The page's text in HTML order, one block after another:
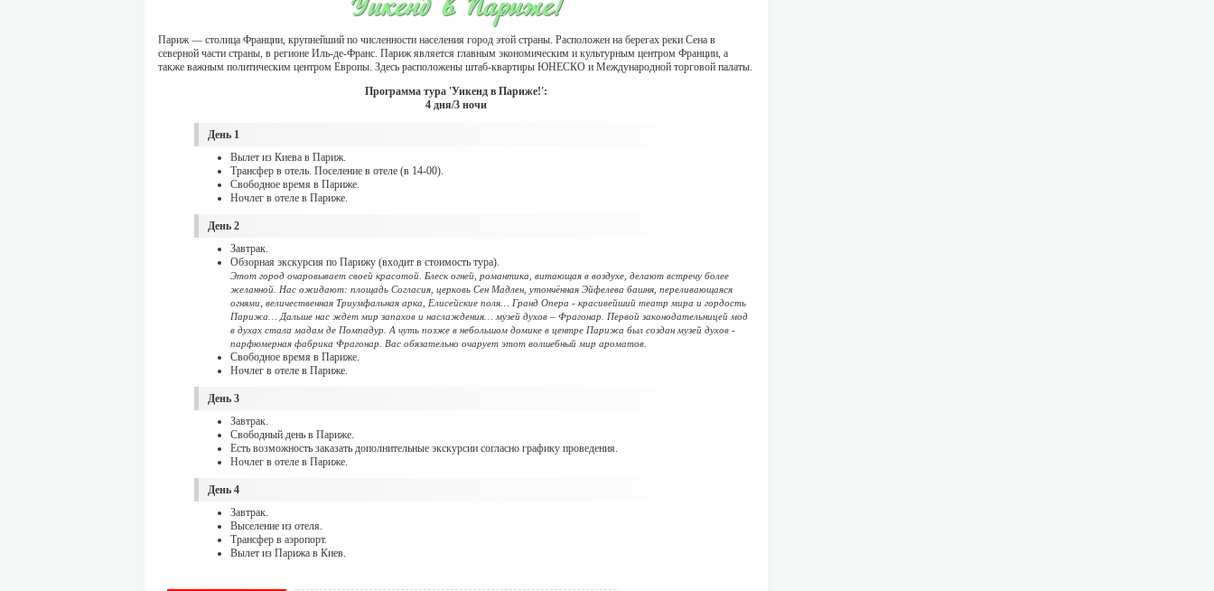
Уикенд в Париже!
Париж — столица Франции, крупнейший по численности населения город этой страны. Расположен на берегах реки Сена в
северной части страны, в регионе Иль-де-Франс. Париж является главным экономическим и культурным центром Франции, а
также важным политическим центром Европы. Здесь расположены штаб-квартиры ЮНЕСКО и Международной торговой палаты.
Программа тура 'Уикенд в Париже!':
4 дня/3 ночи
День 1
Вылет из Киева в Париж.
Трансфер в отель. Поселение в отеле (в 14-00).
Свободное время в Париже.
Ночлег в отеле в Париже.
День 2
Завтрак.
Обзорная экскурсия по Парижу (входит в стоимость тура).
Этот город очаровывает своей красотой. Блеск огней, романтика, витающая в воздухе, делают встречу более
желанной. Нас ожидают: площадь Согласия, церковь Сен Мадлен, утончённая Эйфелева башня, переливающаяся
огнями, величественная Триумфальная арка, Елисейские поля… Гранд Опера - красивейший театр мира и гордость
Парижа… Дальше нас ждет мир запахов и наслаждения… музей духов – Фрагонар. Первой законодательницей мод
в духах стала мадам де Помпадур. А чуть позже в небольшом домике в центре Парижа был создан музей духов -
парфюмерная фабрика Фрагонар. Вас обязательно очарует этот волшебный мир ароматов.
Свободное время в Париже.
Ночлег в отеле в Париже.
День 3
Завтрак.
Свободный день в Париже.
Есть возможность заказать дополнительные экскурсии согласно графику проведения.
Ночлег в отеле в Париже.
День 4
Завтрак.
Выселение из отеля.
Трансфер в аэропорт.
Вылет из Парижа в Киев.